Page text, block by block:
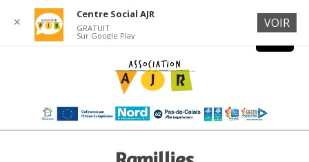
✕
Centre Social AJR
GRATUIT
Sur Google Play
VOIR